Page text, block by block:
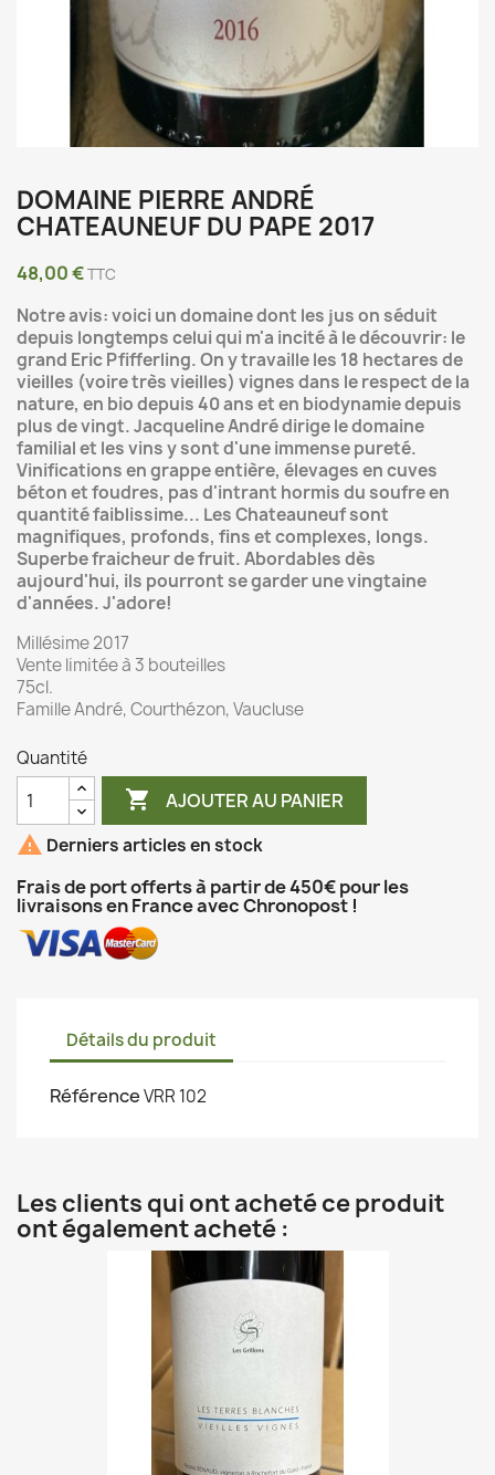
DOMAINE PIERRE ANDRÉ
CHATEAUNEUF DU PAPE 2017
48,00 €TTC
Notre avis: voici un domaine dont les jus on séduit
depuis longtemps celui qui m'a incité à le découvrir: le
grand Eric Pfifferling. On y travaille les 18 hectares de
vieilles (voire très vieilles) vignes dans le respect de la
nature, en bio depuis 40 ans et en biodynamie depuis
plus de vingt. Jacqueline André dirige le domaine
familial et les vins y sont d'une immense pureté.
Vinifications en grappe entière, élevages en cuves
béton et foudres, pas d'intrant hormis du soufre en
quantité faiblissime... Les Chateauneuf sont
magnifiques, profonds, fins et complexes, longs.
Superbe fraicheur de fruit. Abordables dès
aujourd'hui, ils pourront se garder une vingtaine
d'années. J'adore!
Millésime 2017
Vente limitée à 3 bouteilles
75cl.
Famille André, Courthézon, Vaucluse
Quantité
 AJOUTER AU PANIER
 Derniers articles en stock
Frais de port offerts à partir de 450€ pour les
livraisons en France avec Chronopost !
Détails du produit
RéférenceVRR 102
Les clients qui ont acheté ce produit
ont également acheté :